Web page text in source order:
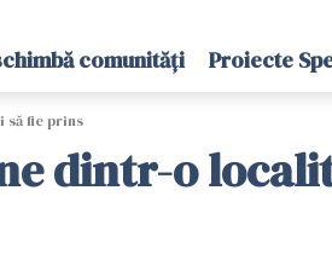
comunități Proiecte
fie prins
dintr-o